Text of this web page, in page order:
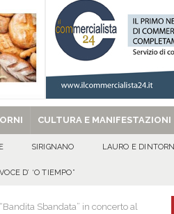
ATTUALITA'
in occasione dei festeggiamenti
Giovanni Battista e santa Sabina
CULTURA E MANIFESTAZIONI
SIRIGNANO LAURO E DINTORNI
D’ ‘O TIEMPO”
Sbandata” in concerto al